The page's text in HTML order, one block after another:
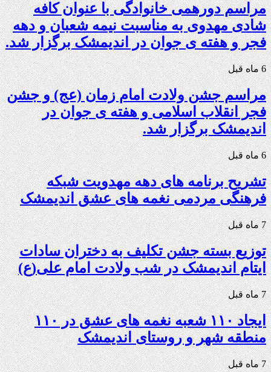
مراسم دورهمی خانوادگی با عنوان کافه
شادی مهدوی به مناسبت نیمه شعبان و دهه
فجر و هفته ی جوان در اندیمشک برگزار شد.
6 ماه قبل
مراسم جشن ولادت امام زمان (عج) و جشن
فجر انقلاب اسلامی و هفته ی جوان در
اندیمشک برگزار شد.
6 ماه قبل
تشریح برنامه های دهه مهدویت شبکه
فرهنگی مردمی نغمه های عشق اندیمشک
7 ماه قبل
توزیع بسته جشن تکلیف به دختران سادات
ایتام اندیمشک در شب ولادت امام علی(ع)
7 ماه قبل
ایجاد ۱۱۰ شعبه نغمه های عشق در ۱۱۰
منطقه شهر و روستای اندیمشک
7 ماه قبل